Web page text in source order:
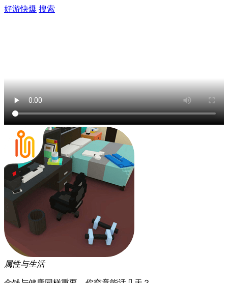
好游快爆 搜索
属性与生活